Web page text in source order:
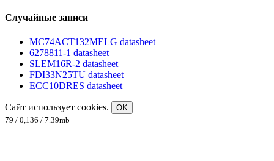
Случайные записи
MC74ACT132MELG datasheet
6278811-1 datasheet
SLEM16R-2 datasheet
FDI33N25TU datasheet
ECC10DRES datasheet
Сайт использует cookies.
OK
79 / 0,136 / 7.39mb